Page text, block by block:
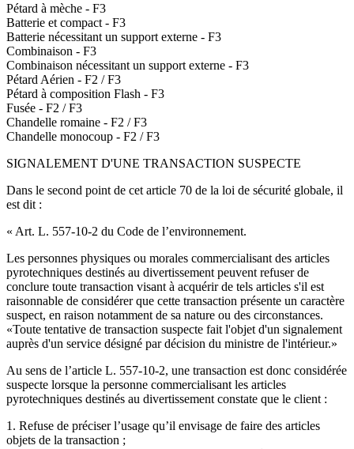
Pétard à mèche - F3
Batterie et compact - F3
Batterie nécessitant un support externe - F3
Combinaison - F3
Combinaison nécessitant un support externe - F3
Pétard Aérien - F2 / F3
Pétard à composition Flash - F3
Fusée - F2 / F3
Chandelle romaine - F2 / F3
Chandelle monocoup - F2 / F3
SIGNALEMENT D'UNE TRANSACTION SUSPECTE
Dans le second point de cet article 70 de la loi de sécurité globale, il
est dit :
« Art. L. 557-10-2 du Code de l’environnement.
Les personnes physiques ou morales commercialisant des articles
pyrotechniques destinés au divertissement peuvent refuser de
conclure toute transaction visant à acquérir de tels articles s'il est
raisonnable de considérer que cette transaction présente un caractère
suspect, en raison notamment de sa nature ou des circonstances.
«Toute tentative de transaction suspecte fait l'objet d'un signalement
auprès d'un service désigné par décision du ministre de l'intérieur.»
Au sens de l’article L. 557-10-2, une transaction est donc considérée
suspecte lorsque la personne commercialisant les articles
pyrotechniques destinés au divertissement constate que le client :
1. Refuse de préciser l’usage qu’il envisage de faire des articles
objets de la transaction ;